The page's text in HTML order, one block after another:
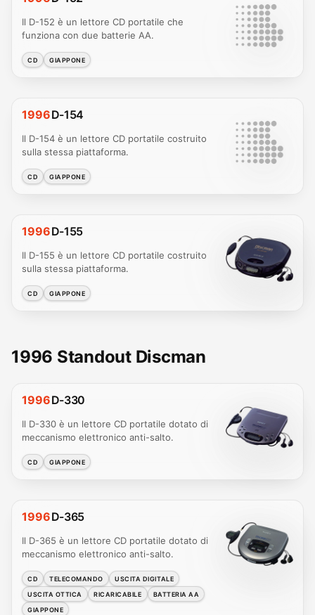
Il D-152 è un lettore CD portatile che
funziona con due batterie AA.
CD GIAPPONE
1996D-154
Il D-154 è un lettore CD portatile costruito
sulla stessa piattaforma.
CD GIAPPONE
1996D-155
Il D-155 è un lettore CD portatile costruito
sulla stessa piattaforma.
CD GIAPPONE
1996 Standout Discman
1996D-330
Il D-330 è un lettore CD portatile dotato di
meccanismo elettronico anti-salto.
CD GIAPPONE
1996D-365
Il D-365 è un lettore CD portatile dotato di
meccanismo elettronico anti-salto.
CD TELECOMANDO
USCITA DIGITALE
USCITA OTTICA
RICARICABILE
BATTERIA AA
GIAPPONE